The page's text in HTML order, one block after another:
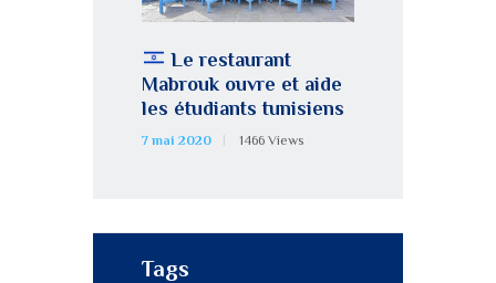
Le restaurant
Mabrouk ouvre et aide
les étudiants tunisiens
7 mai 2020 1466 Views
Tags